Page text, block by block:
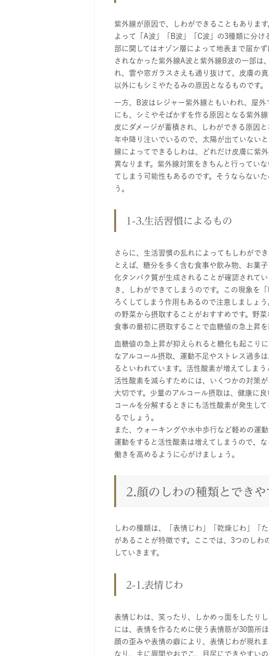
紫外線が原因で、しわができることもありま
よって「A波」「B波」「C波」の3種類に分
部に関してはオゾン層によって地表まで届か
されなかった紫外線A波と紫外線B波の一部は
れ、雲や窓ガラスさえも通り抜けて、皮膚の
以外にもシミやたるみの原因となるものです。
一方、B波はレジャー紫外線ともいわれ、屋
にも、シミやそばかすを作る原因となる紫外
皮にダメージが蓄積され、しわができる原因
年中降り注いでいるので、太陽が出ていない
線によってできるしわは、どれだけ皮膚に紫
異なります。紫外線対策をきちんと行ってい
てしまう可能性もあるのです。そうならない
う。
1-3.生活習慣によるもの
さらに、生活習慣の乱れによってもしわがで
とえば、糖分を多く含む食事や飲み物、お菓
化タンパク質が生成されることが確認されて
き、しわができてしまうのです。この現象を
ろくしてしまう作用もあるので注意しましょ
の野菜から摂取することがおすすめです。野
食事の最初に摂取することで血糖値の急上昇を
血糖値の急上昇が抑えられると糖化も起こり
なアルコール摂取、運動不足やストレス過多
るといわれています。活性酸素が増えてしま
活性酸素を減らすためには、いくつかの対策
大切です。少量のアルコール摂取は、健康に
コールを分解するときにも活性酸素が発生し
るでしょう。
また、ウォーキングや水中歩行など軽めの運
運動をすると活性酸素は増えてしまうので、
働きを高めるように心がけましょう。
2.顔のしわの種類とできや
しわの種類は、「表情じわ」「乾燥じわ」「
があることが特徴です。ここでは、3つのし
していきます。
2-1.表情じわ
表情じわは、笑ったり、しかめっ面をしたり
には、表情を作るために使う表情筋が30箇所
顔の歪みや表情の癖により、表情じわが現れ
なり、主に眉間やおでこ、目尻にできやすい